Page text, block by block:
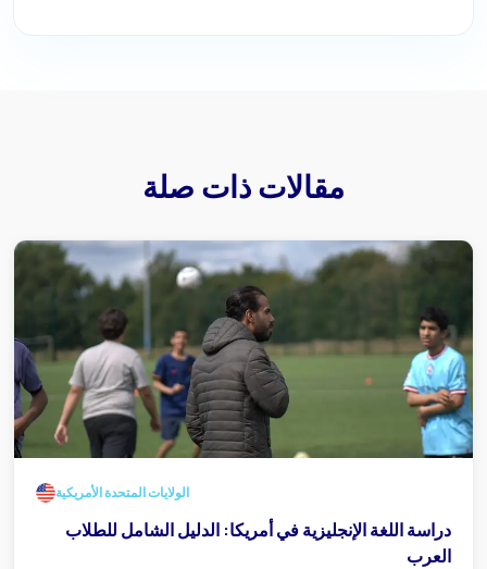
مقالات ذات صلة
الولايات المتحدة الأمريكية
دراسة اللغة الإنجليزية في أمريكا: الدليل الشامل للطلاب
العرب